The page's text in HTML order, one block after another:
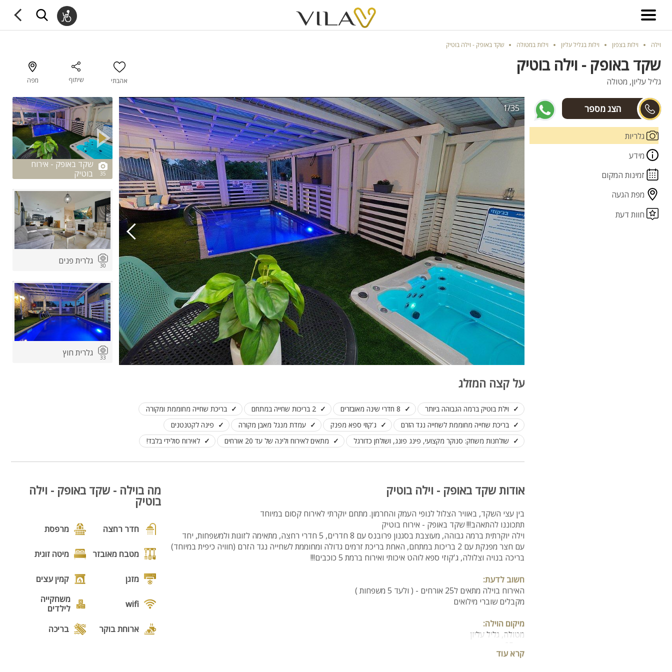
וילה וילות בצפון וילות בגליל עליון וילות במטולה שקד באופק - וילה בוטיק
שקד באופק - וילה בוטיק
גליל עליון, מטולה אהבתי שיתוף מפה
גלריות
מידע
זמינות המקום
מפת הגעה
חוות דעת
1/35
2/35
35
שקד באופק - אירוח
בוטיק
30 גלרית פנים
33 גלרית חוץ
על קצה המזלג
וילת בוטיק ברמה הגבוהה ביותר 8 חדרי שינה מאובזרים 2 בריכות שחייה במתחם
בריכת שחייה מחוממת ומקורה
בריכת שחייה מחוממת לשחייה נגד הזרם
ג'קוזי ספא מפנק עמדת מנגל מאבן מקורה
פינה לקטנטנים
שולחנות משחק: סנוקר מקצועי, פינג פונג, ושולחן כדורגל
מתאים לאירוח ולינה של עד 20 אורחים לאירוח סולידי בלבד!
אודות שקד באופק - וילה בוטיק
בין עצי השקד, באוויר הצלול לנופי העמק והחרמון. מתחם יוקרתי לאירוח קסום במיוחד
תתכוננו להתאהב!!! שקד באופק - אירוח בוטיק
וילה יוקרתית ברמה גבוהה, מעוצבת בסגנון פרובנס עם 8 חדרים, 5 חדרי רחצה, מתאימה לזוגות ולמשפחות, יחד
עם חצר מפנקת עם 2 בריכות במתחם, האחת בריכת זרמים גדולה ומחוממת לשחייה נגד הזרם (חוויה כיפית במיוחד)
בריכה בנויה וצלולה, ג'קוזי ספא לוהט איכותי ואירוח ברמת 5 כוכבים!!!
חשוב לדעת:
האירוח בוילה מתאים ל25 אורחים - ( ולעד 5 משפחות )
מקבלים שוברי מילואים
מיקום הוילה:
מטולה, גליל עליון
קרא עוד
מה בוילה - שקד באופק - וילה
בוטיק
חדר רחצה מרפסת
מטבח מאובזר מיטה זוגית
מזגן קמין עצים
wifi
משחקייה
לילדים
ארוחת בוקר
בריכה